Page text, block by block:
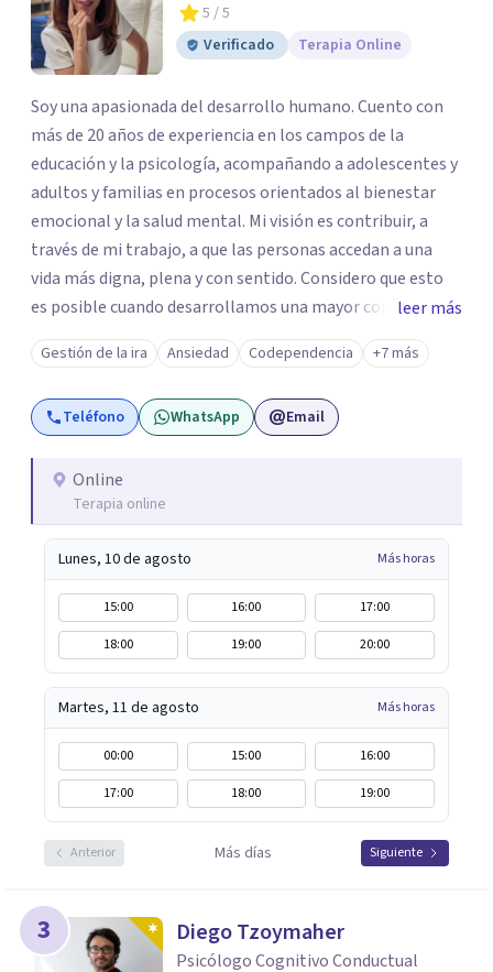
5 / 5
Verificado
Terapia Online
Soy una apasionada del desarrollo humano. Cuento con
más de 20 años de experiencia en los campos de la
educación y la psicología, acompañando a adolescentes y
adultos y familias en procesos orientados al bienestar
emocional y la salud mental. Mi visión es contribuir, a
través de mi trabajo, a que las personas accedan a una
vida más digna, plena y con sentido. Considero que esto
es posible cuando desarrollamos una mayor conciencia
de nuestro mundo interior y de la manera en que nuestras
experiencias influyen en nuestra forma de sentir, pensar y
relacionarnos. Mi misión es ofrecer un espacio de
acompañamiento en salud mental basado en la
cada persona. Integro conocimientos y herramientas de
la psicología con un enfoque informado en trauma para
ayudar a mis clientes a comprender sus conflictos
internos, fortalecer sus recursos personales, desarrollar
nuevas estrategias de afrontamiento y avanzar con
mayor claridad, resiliencia y bienestar. Creo
profundamente en la autoconciencia como un camino
fundamental para la transformación personal y para
construir una vida más auténtica y significativa.
leer más
Gestión de la ira Ansiedad Codependencia +7 más
Teléfono WhatsApp Email
Online
Terapia online
Lunes, 10 de agosto Más horas
15:00 16:00
17:00
18:00
19:00 20:00
Martes, 11 de agosto Más horas
00:00 15:00
16:00
17:00
18:00 19:00
Anterior Más días Siguiente
3 Diego Tzoymaher
Psicólogo Cognitivo Conductual